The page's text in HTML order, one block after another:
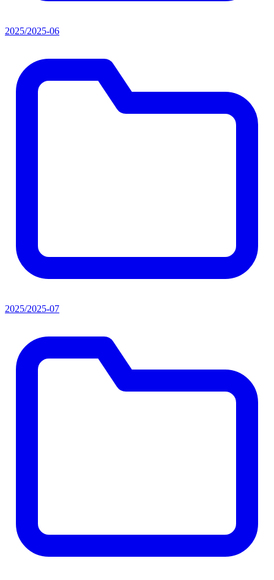
2025/2025-06
2025/2025-07